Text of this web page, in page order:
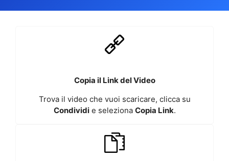
Copia il Link del Video
Trova il video che vuoi scaricare, clicca su
Condividie seleziona Copia Link.